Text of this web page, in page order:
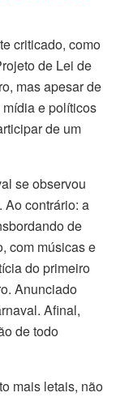
criticado, como
de Lei de
mas apesar de
e políticos
de um
se observou
Ao contrário: a
de
com músicas e
do primeiro
Anunciado
Afinal,
de todo
mais letais, não